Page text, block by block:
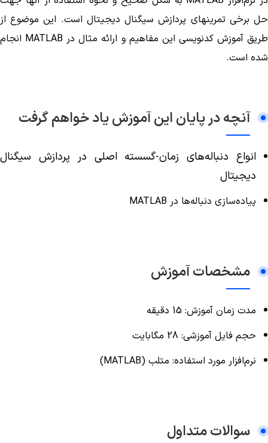
حل برخی تمرینهای پردازش سیگنال دیجیتال است. این موضوع از
طریق آموزش کدنویسی این مفاهیم و ارائه مثال در MATLAB انجام
شده است.
آنچه در پایان این آموزش یاد خواهم گرفت
انواع دنباله‌های زمان-گسسته اصلی در پردازش سیگنال
دیجیتال
پیاده‌سازی دنباله‌ها در MATLAB
مشخصات آموزش
مدت زمان آموزش: 15 دقیقه
حجم فایل آموزشی: 28 مگابایت
نرم‌افزار مورد استفاده: متلب (MATLAB)
سوالات متداول